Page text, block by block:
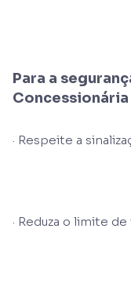
Para a
· Respeite a
· Reduza o limite